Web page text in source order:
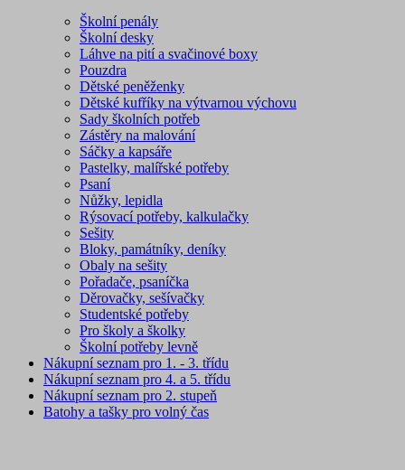
Školní penály
Školní desky
Láhve na pití a svačinové boxy
Pouzdra
Dětské peněženky
Dětské kufříky na výtvarnou výchovu
Sady školních potřeb
Zástěry na malování
Sáčky a kapsáře
Pastelky, malířské potřeby
Psaní
Nůžky, lepidla
Rýsovací potřeby, kalkulačky
Sešity
Bloky, památníky, deníky
Obaly na sešity
Pořadače, psaníčka
Děrovačky, sešívačky
Studentské potřeby
Pro školy a školky
Školní potřeby levně
Nákupní seznam pro 1. - 3. třídu
Nákupní seznam pro 4. a 5. třídu
Nákupní seznam pro 2. stupeň
Batohy a tašky pro volný čas